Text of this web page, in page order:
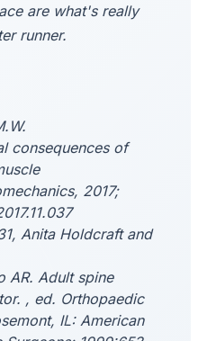
are what's really
runner.
consequences of
, 2017;
Anita Holdcraft and
AR. Adult spine
, ed. Orthopaedic
IL: American